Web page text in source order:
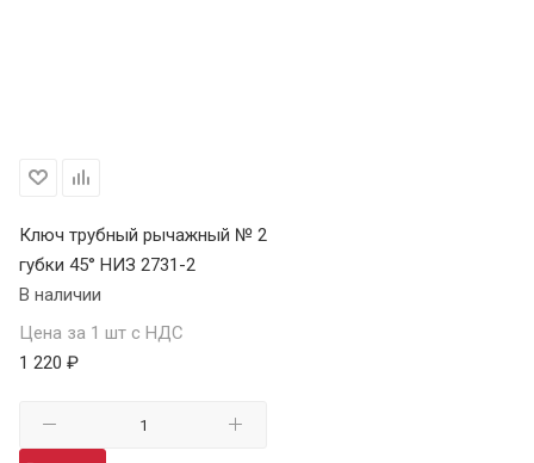
Ключ трубный рычажный № 2
губки 45° НИЗ 2731-2
В наличии
Цена за 1 шт с НДС
1 220 ₽